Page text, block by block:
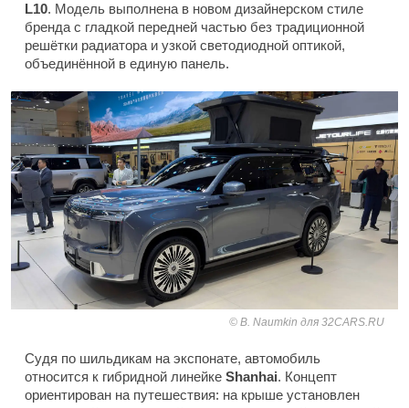
L10. Модель выполнена в новом дизайнерском стиле
бренда с гладкой передней частью без традиционной
решётки радиатора и узкой светодиодной оптикой,
объединённой в единую панель.
B. Naumkin для 32CARS.RU
Судя по шильдикам на экспонате, автомобиль
относится к гибридной линейке Shanhai. Концепт
ориентирован на путешествия: на крыше установлен